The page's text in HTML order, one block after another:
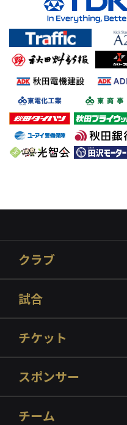
クラブ
試合
チケット
スポンサー
チーム